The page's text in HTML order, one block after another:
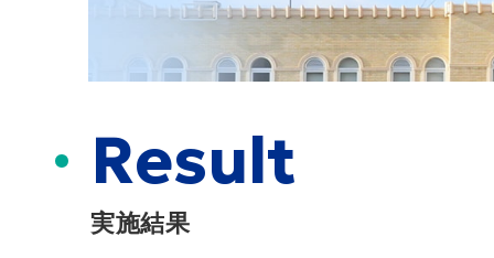
Result
実施結果